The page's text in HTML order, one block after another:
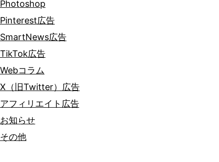
Photoshop
Pinterest広告
SmartNews広告
TikTok広告
Webコラム
X（旧Twitter）広告
アフィリエイト広告
お知らせ
その他